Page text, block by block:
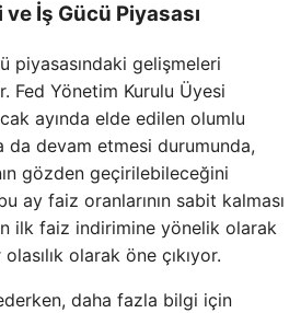
İş Gücü Piyasası
piyasasındaki gelişmeleri
Fed Yönetim Kurulu Üyesi
ayında elde edilen olumlu
da devam etmesi durumunda,
gözden geçirilebileceğini
ay faiz oranlarının sabit kalması
ilk faiz indirimine yönelik olarak
olarak öne çıkıyor.
daha fazla bilgi için